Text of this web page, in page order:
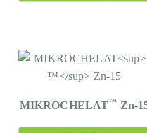
MIKROCHELAT™ Zn-